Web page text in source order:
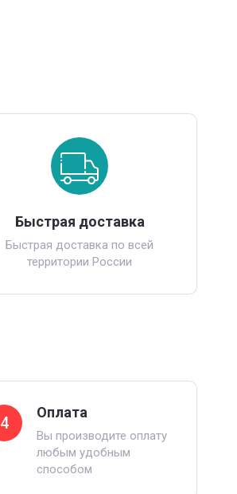
Быстрая доставка
Быстрая доставка по всей
территории России
4
Оплата
Вы производите оплату
любым удобным
способом